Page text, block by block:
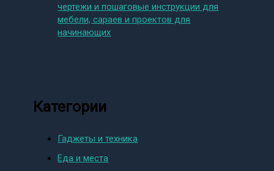
чертежи и пошаговые инструкции для
мебели, сараев и проектов для
начинающих
Категории
Гаджеты и техника
Еда и места